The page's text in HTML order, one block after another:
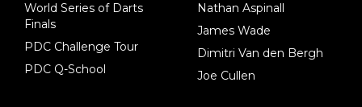
World Series of Darts
Finals
PDC Challenge Tour
PDC Q-School
Nathan Aspinall
James Wade
Dimitri Van den Bergh
Joe Cullen